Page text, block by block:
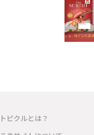
トピクルとは？